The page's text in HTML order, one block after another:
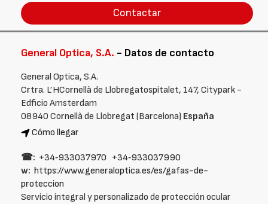
Contactar
General Optica, S.A. - Datos de contacto
General Optica, S.A.
Crtra. L’HCornellà de Llobregatospitalet, 147, Citypark -
Edficio Amsterdam
08940 Cornellà de Llobregat (Barcelona) España
Cómo llegar
☎: +34‑933037970 +34‑933037990
w: https://www.generaloptica.es/es/gafas-de-
proteccion
Servicio integral y personalizado de protección ocular